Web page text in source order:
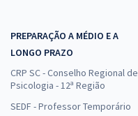
PREPARAÇÃO A MÉDIO E A
LONGO PRAZO
CRP SC - Conselho Regional de
Psicologia - 12ª Região
SEDF - Professor Temporário